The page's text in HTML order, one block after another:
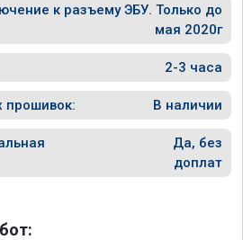
к разъему ЭБУ. Только до
мая 2020г
2-3 часа
прошивок: В наличии
Да, без
доплат